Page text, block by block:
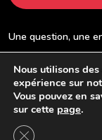
Une question, une
Mentions
Nous utilisons
expérience sur
Vous pouvez en
sur cette page.
Fermer la